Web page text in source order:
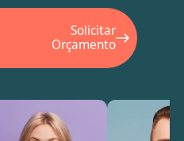
Solicitar
Orçamento